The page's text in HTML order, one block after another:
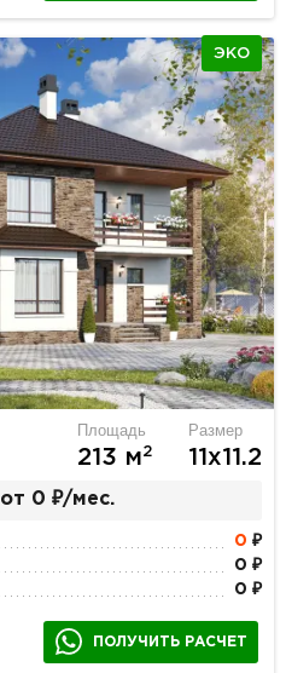
ЭКО
Площадь
213 м2
Размер
11х11.2
от 0 ₽/мес.
0 ₽
0 ₽
0 ₽
ПОЛУЧИТЬ РАСЧЕТ